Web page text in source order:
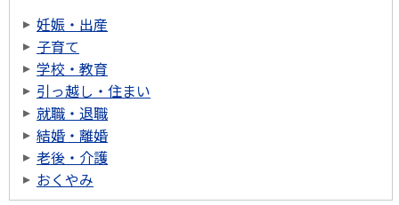
妊娠・出産
子育て
学校・教育
引っ越し・住まい
就職・退職
結婚・離婚
老後・介護
おくやみ